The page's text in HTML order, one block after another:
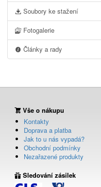
Soubory ke stažení
Fotogalerie
Články a rady
Vše o nákupu
Kontakty
Doprava a platba
Jak to u nás vypadá?
Obchodní podmínky
Nezařazené produkty
Sledování zásilek